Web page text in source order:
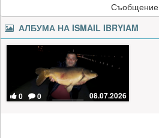
Съобщение
АЛБУМА НА ISMAIL IBRYIAM
0 0 08.07.2026